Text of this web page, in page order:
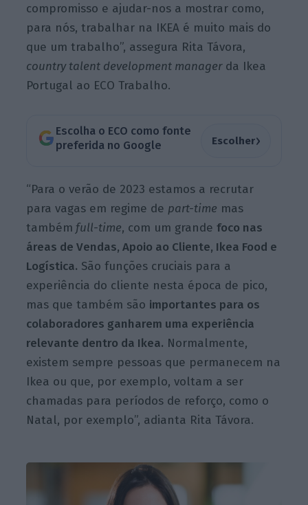
compromisso e ajudar-nos a mostrar como,
para nós, trabalhar na IKEA é muito mais do
que um trabalho”, assegura Rita Távora,
country talent development managerda Ikea
Portugal ao ECO Trabalho.
Escolha o ECO como fonte
preferida no Google
Escolher›
“Para o verão de 2023 estamos a recrutar
para vagas em regime de part-time mas
também full-time, com um grandefoco nas
áreas de Vendas, Apoio ao Cliente, Ikea Food e
Logística. São funções cruciais para a
experiência do cliente nesta época de pico,
mas que também são importantes para os
colaboradores ganharem uma experiência
relevante dentro da Ikea. Normalmente,
existem sempre pessoas que permanecem na
Ikea ou que, por exemplo, voltam a ser
chamadas para períodos de reforço, como o
Natal, por exemplo”, adianta Rita Távora.